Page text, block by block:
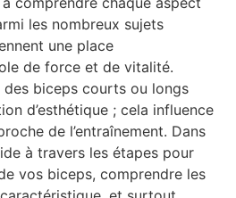
les nombreux sujets
une place
de force et de vitalité.
des biceps courts ou longs
d’esthétique ; cela influence
de l’entraînement. Dans
à travers les étapes pour
vos biceps, comprendre les